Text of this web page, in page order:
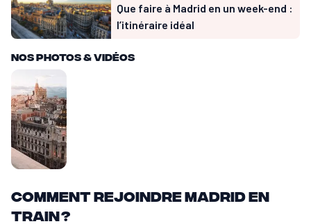
Que faire à Madrid en un week-end :
l’itinéraire idéal
Nos Photos & vidéos
Comment rejoindre Madrid en
train ?